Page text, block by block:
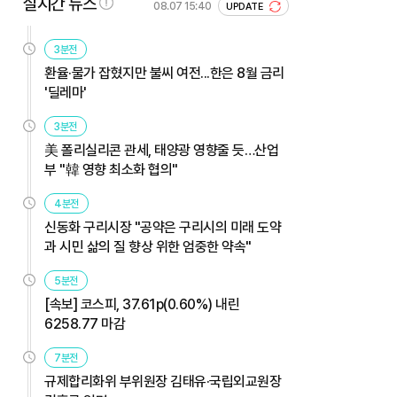
08.07 15:40 UPDATE
3분전
환율·물가 잡혔지만 불씨 여전...한은 8월 금리
'딜레마'
3분전
美 폴리실리콘 관세, 태양광 영향줄 듯…산업
부 "韓 영향 최소화 협의"
4분전
신동화 구리시장 "공약은 구리시의 미래 도약
과 시민 삶의 질 향상 위한 엄중한 약속"
5분전
[속보] 코스피, 37.61p(0.60%) 내린
6258.77 마감
7분전
규제합리화위 부위원장 김태유·국립외교원장